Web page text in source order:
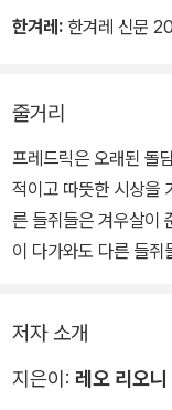
넘치지도 모자라지도
한겨레: 한겨레 신문
줄거리
프레드릭은 오래된 돌
적이고 따뜻한 시상을
른 들쥐들은 겨우살이
이 다가와도 다른 들쥐
은 배가 고파 재잘댈
날 모아둔 자신의 양
저자 소개
지은이: 레오 리오니